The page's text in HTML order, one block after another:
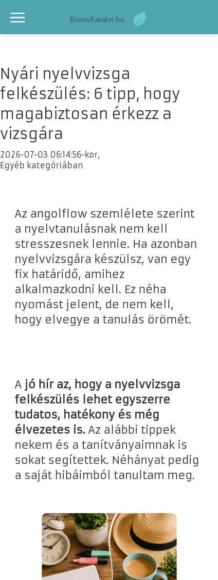
Nyári nyelvvizsga
felkészülés: 6 tipp, hogy
magabiztosan érkezz a
vizsgára
2026-07-03 06:14:56-kor,
Egyéb kategóriában
Az angolflow szemlélete szerint
a nyelvtanulásnak nem kell
stresszesnek lennie. Ha azonban
nyelvvizsgára készülsz, van egy
fix határidő, amihez
alkalmazkodni kell. Ez néha
nyomást jelent, de nem kell,
hogy elvegye a tanulás örömét.
A jó hír az, hogy a nyelvvizsga
felkészülés lehet egyszerre
tudatos, hatékony és még
élvezetes is. Az alábbi tippek
nekem és a tanítványaimnak is
sokat segítettek. Néhányat pedig
a saját hibáimból tanultam meg.